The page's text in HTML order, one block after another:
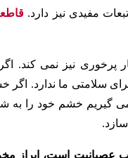
مفیدی نیز دارد.
پرخوری نیز نمی کند. اگر
سلامتی ما ندارد. اگر
می گیریم خشم خود را به
عصبانیت است، ابراز